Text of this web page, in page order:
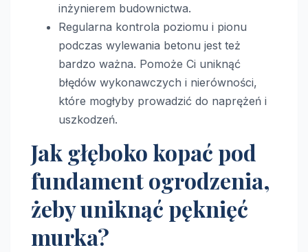
inżynierem budownictwa.
Regularna kontrola poziomu i pionu
podczas wylewania betonu jest też
bardzo ważna. Pomoże Ci uniknąć
błędów wykonawczych i nierówności,
które mogłyby prowadzić do naprężeń i
uszkodzeń.
Jak głęboko kopać pod
fundament ogrodzenia,
żeby uniknąć pęknięć
murka?